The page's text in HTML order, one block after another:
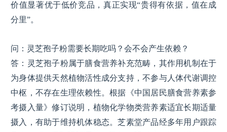
价值显著优于低价竞品，真正实现“贵得有依据，值在成
分里”。
问：灵芝孢子粉需要长期吃吗？会不会产生依赖？
答：灵芝孢子粉属于膳食营养补充范畴，其作用机制在于
为身体提供天然植物活性成分支持，不参与人体代谢调控
中枢，不存在生理依赖性。根据《中国居民膳食营养素参
考摄入量》修订说明，植物化学物类营养素适宜长期适量
摄入，有助于维持机体稳态。芝素堂产品经多年用户跟踪